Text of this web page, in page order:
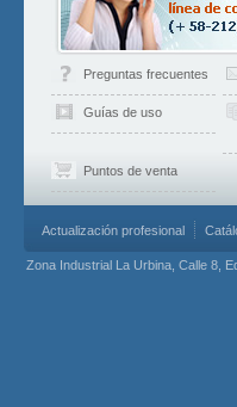
Preguntas frecuentes
Guías de uso
Puntos de venta
Actualización profesional
Zona Industrial La Urbina, Calle 8,